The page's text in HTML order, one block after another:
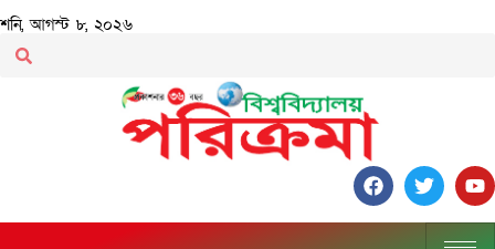
শনি, আগস্ট ৮, ২০২৬